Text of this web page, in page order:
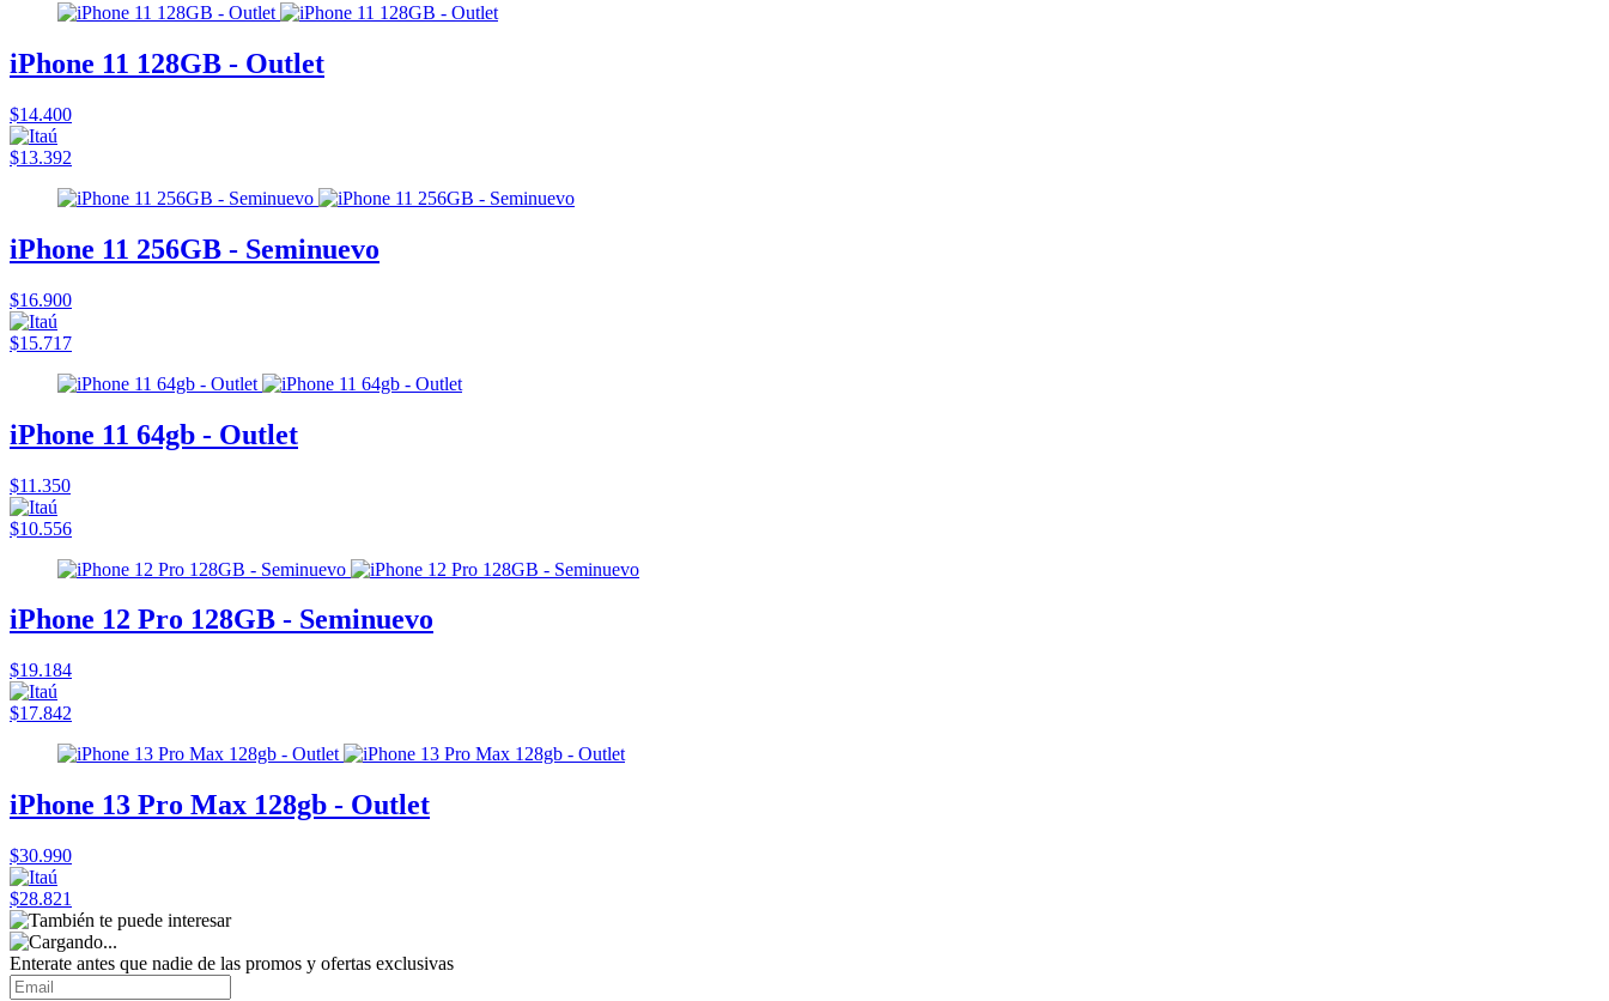
iPhone 11 128GB - Outlet
$14.400
$13.392
iPhone 11 256GB - Seminuevo
$16.900
$15.717
iPhone 11 64gb - Outlet
$11.350
$10.556
iPhone 12 Pro 128GB - Seminuevo
$19.184
$17.842
iPhone 13 Pro Max 128gb - Outlet
$30.990
$28.821
Enterate antes que nadie de las promos y ofertas exclusivas